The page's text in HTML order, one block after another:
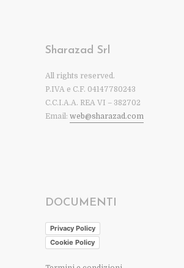
Sharazad Srl
All rights reserved.
P.IVA e C.F. 04147780243
C.C.I.A.A. REA VI – 382702
Email: web@sharazad.com
DOCUMENTI
Privacy Policy
Cookie Policy